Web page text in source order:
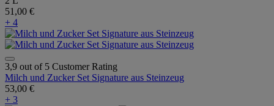
51,00 €
+ 4
3,9 out of 5 Customer Rating
Milch und Zucker Set Signature aus Steinzeug
53,00 €
+ 3